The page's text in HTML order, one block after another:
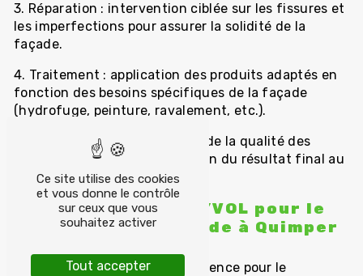
3. Réparation : intervention ciblée sur les fissures et
les imperfections pour assurer la solidité de la
façade.
4. Traitement : application des produits adaptés en
fonction des besoins spécifiques de la façade
(hydrofuge, peinture, ravalement, etc.).
5. Finition : vérification finale de la qualité des
travaux réalisés et présentation du résultat final au
client.
Pourquoi choisir TYVOL pour le
traitement de façade à Quimper
TYVOL est l'entreprise de référence pour le
Ce site utilise des cookies
et vous donne le contrôle
sur ceux que vous
souhaitez activer
Tout accepter